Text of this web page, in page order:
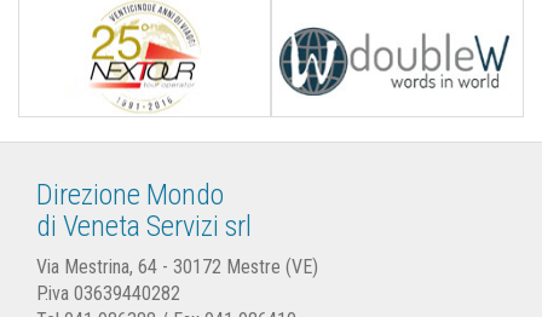
Direzione Mondo
di Veneta Servizi srl
Via Mestrina, 64 - 30172 Mestre (VE)
P.iva 03639440282